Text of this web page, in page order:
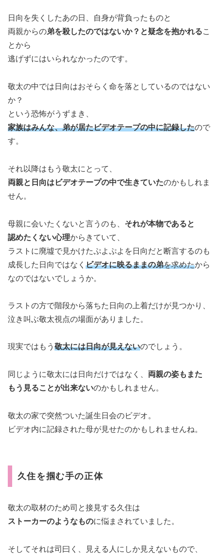
日向を失くしたあの日、自身が背負ったものと
両親からの弟を殺したのではないか？と疑念を抱かれるこ
とから
逃げずにはいられなかったのです。
敬太の中では日向はおそらく命を落としているのではない
か？
という恐怖がうずまき、
家族はみんな、弟が居たビデオテープの中に記録したので
す。
それ以降はもう敬太にとって、
両親と日向はビデオテープの中で生きていたのかもしれま
せん。
母親に会いたくないと言うのも、 それが本物であると
認めたくない心理からきていて、
ラストに廃墟で見かけたぷよぷよを日向だと断言するのも
成長した日向ではなく ビデオに映るままの弟を求めたから
なのではないでしょうか。
ラストの方で階段から落ちた日向の上着だけが見つかり、
泣き叫ぶ敬太視点の場面がありました。
現実ではもう 敬太には日向が見えないのでしょう。
同じように敬太には日向だけではなく、 両親の姿もまた
もう見ることが出来ないのかもしれません。
敬太の家で突然ついた誕生日会のビデオ。
ビデオ内に記録された母が見せたのかもしれませんね。
久住を掴む手の正体
敬太の取材のため司と接見する久住は
ストーカーのようなものに悩まされていました。
そしてそれは司曰く、見える人にしか見えないもので、